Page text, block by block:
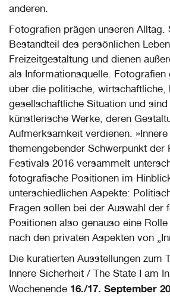
anderen.
Fotografien prägen unseren
Bestandteil des persönlichen
Freizeitgestaltung und dienen
als Informationsquelle. Fotografien
über die politische, wirtschaftliche,
gesellschaftliche Situation und
künstlerische Werke, deren
Aufmerksamkeit verdienen.
themengebender Schwerpunkt der
Festivals 2016 versammelt
fotografische Positionen im
unterschiedlichen Aspekte:
Fragen sollen bei der Auswahl der
Positionen also genauso eine
nach den privaten Aspekten von
Die kuratierten Ausstellungen zum
Innere Sicherheit / The State I am
Wochenende 16./17. September